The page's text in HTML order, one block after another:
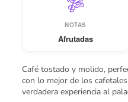
NOTAS
Afrutadas
Café tostado y molido,
con lo mejor de los
verdadera experiencia al